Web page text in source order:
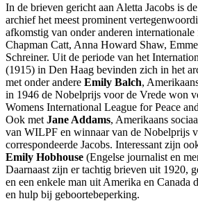
In de brieven gericht aan Aletta Jacobs is
archief het meest prominent
afkomstig van onder anderen
Chapman Catt, Anna Howard Shaw,
Schreiner. Uit de periode van het
(1915) in Den Haag bevinden zich in het
met onder andere Emily Balch,
in 1946 de Nobelprijs voor de Vrede won
Womens International League for Peace
Ook met Jane Addams, Amerikaans
van WILPF en winnaar van de Nobelprijs
correspondeerde Jacobs. Interessant zijn
Emily Hobhouse (Engelse journalist en
Daarnaast zijn er tachtig brieven uit 1920,
en een enkele man uit Amerika en Canada
en hulp bij geboortebeperking.